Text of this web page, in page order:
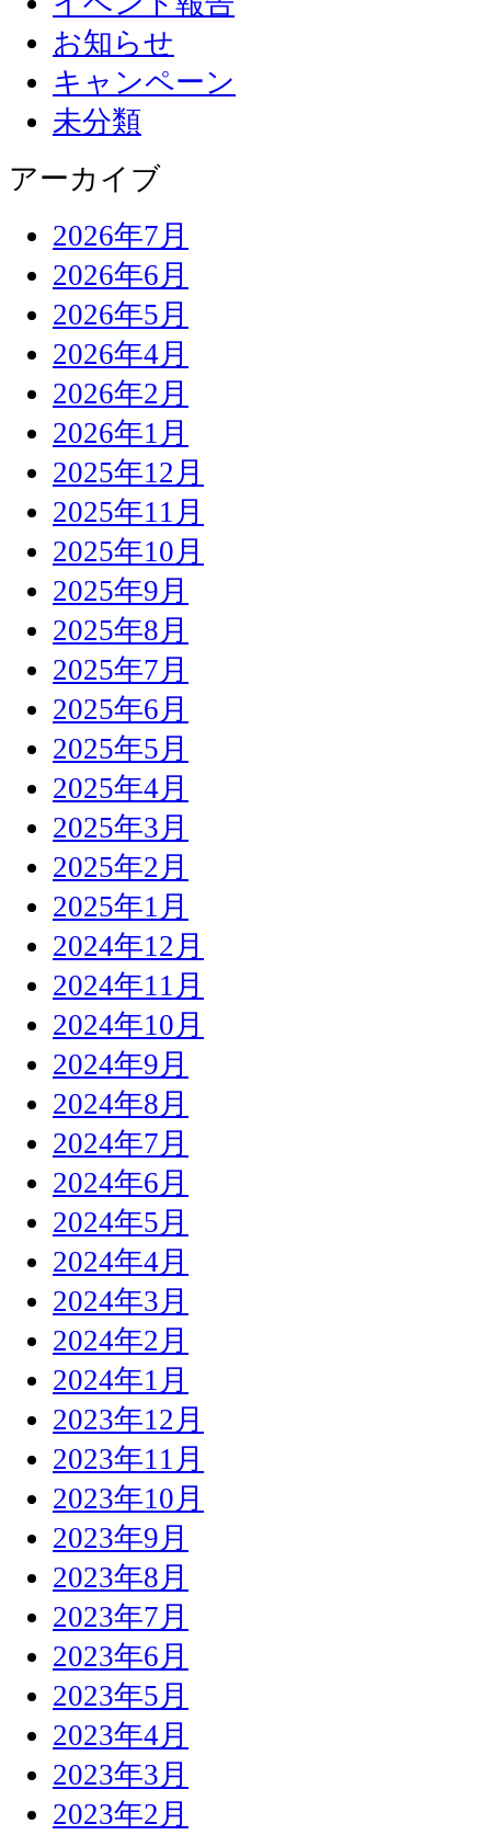
お知らせ
キャンペーン
未分類
アーカイブ
2026年7月
2026年6月
2026年5月
2026年4月
2026年2月
2026年1月
2025年12月
2025年11月
2025年10月
2025年9月
2025年8月
2025年7月
2025年6月
2025年5月
2025年4月
2025年3月
2025年2月
2025年1月
2024年12月
2024年11月
2024年10月
2024年9月
2024年8月
2024年7月
2024年6月
2024年5月
2024年4月
2024年3月
2024年2月
2024年1月
2023年12月
2023年11月
2023年10月
2023年9月
2023年8月
2023年7月
2023年6月
2023年5月
2023年4月
2023年3月
2023年2月